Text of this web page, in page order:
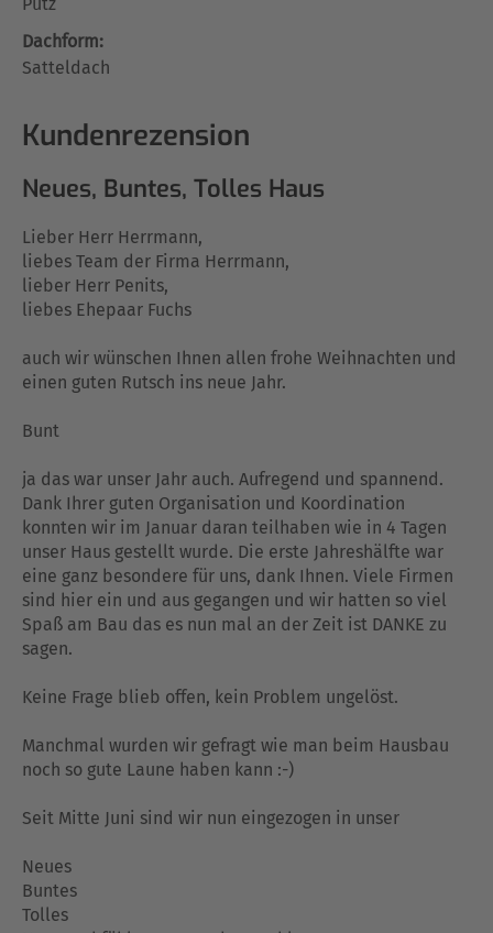
Putz
Dachform:
Satteldach
Kundenrezension
Neues, Buntes, Tolles Haus
Lieber Herr Herrmann,
liebes Team der Firma Herrmann,
lieber Herr Penits,
liebes Ehepaar Fuchs
auch wir wünschen Ihnen allen frohe Weihnachten und
einen guten Rutsch ins neue Jahr.
Bunt
ja das war unser Jahr auch. Aufregend und spannend.
Dank Ihrer guten Organisation und Koordination
konnten wir im Januar daran teilhaben wie in 4 Tagen
unser Haus gestellt wurde. Die erste Jahreshälfte war
eine ganz besondere für uns, dank Ihnen. Viele Firmen
sind hier ein und aus gegangen und wir hatten so viel
Spaß am Bau das es nun mal an der Zeit ist DANKE zu
sagen.
Keine Frage blieb offen, kein Problem ungelöst.
Manchmal wurden wir gefragt wie man beim Hausbau
noch so gute Laune haben kann :-)
Seit Mitte Juni sind wir nun eingezogen in unser
Neues
Buntes
Tolles